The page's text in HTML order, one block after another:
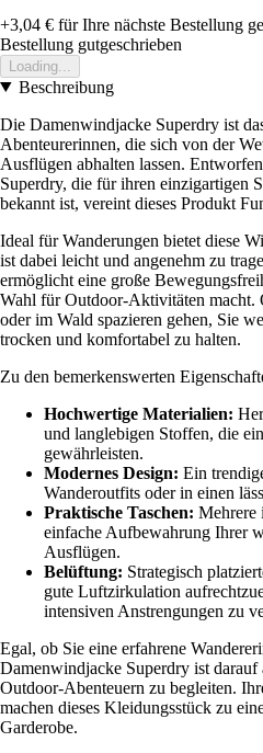
+3,04 € für Ihre nächste Bestellung
Bestellung gutgeschrieben
Loading...
Beschreibung
Die Damenwindjacke Superdry ist
Abenteurerinnen, die sich von der
Ausflügen abhalten lassen.
Superdry, die für ihren einzigartigen
bekannt ist, vereint dieses Produkt
Ideal für Wanderungen bietet diese
ist dabei leicht und angenehm zu
ermöglicht eine große
Wahl für Outdoor-Aktivitäten macht.
oder im Wald spazieren gehen, Sie
trocken und komfortabel zu halten.
Zu den bemerkenswerten
Hochwertige Materialien:
und langlebigen Stoffen, die
gewährleisten.
Modernes Design: Ein
Wanderoutfits oder in einen
Praktische Taschen: Mehrere
einfache Aufbewahrung Ihrer
Ausflügen.
Belüftung: Strategisch
gute Luftzirkulation
intensiven Anstrengungen zu
Egal, ob Sie eine erfahrene
Damenwindjacke Superdry ist darauf
Outdoor-Abenteuern zu begleiten.
machen dieses Kleidungsstück zu
Garderobe.